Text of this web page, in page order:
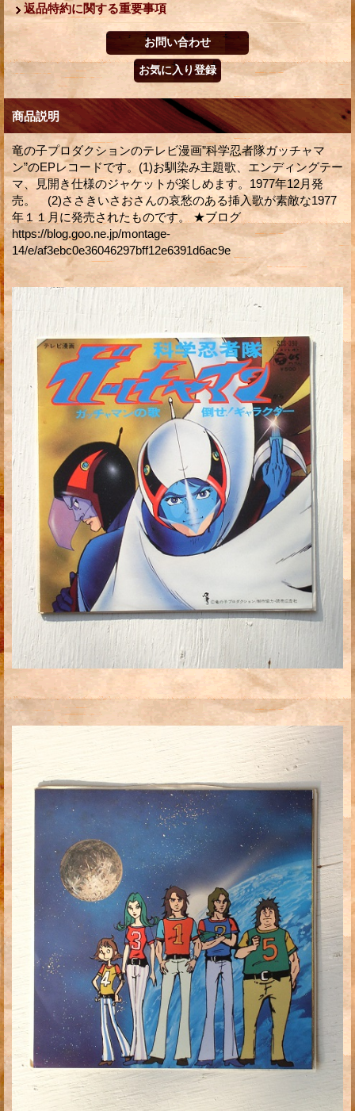
返品特約に関する重要事項
商品説明
竜の子プロダクションのテレビ漫画”科学忍者隊ガッチャマ
ン”のEPレコードです。(1)お馴染み主題歌、エンディングテー
マ、見開き仕様のジャケットが楽しめます。1977年12月発
売。 (2)ささきいさおさんの哀愁のある挿入歌が素敵な1977
年１１月に発売されたものです。 ★ブログ
https://blog.goo.ne.jp/montage-
14/e/af3ebc0e36046297bff12e6391d6ac9e